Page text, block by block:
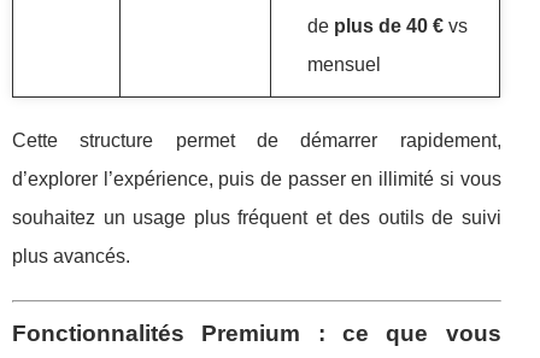
de plus de 40 € vs
mensuel
Cette structure permet de démarrer rapidement,
d’explorer l’expérience, puis de passer en illimité si vous
souhaitez un usage plus fréquent et des outils de suivi
plus avancés.
Fonctionnalités Premium : ce que vous